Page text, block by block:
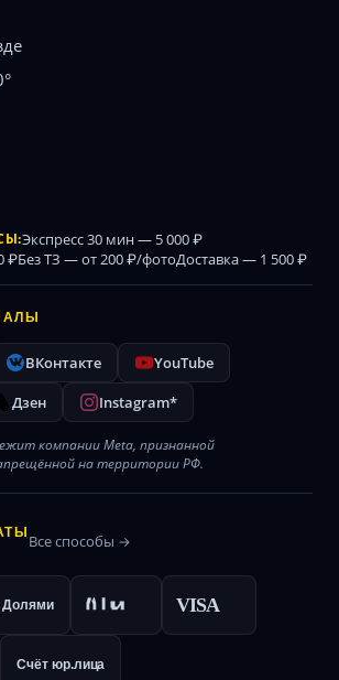
Экспресс 30 мин — 5 000 ₽
₽Без ТЗ — от 200 ₽/фотоДоставка — 1 500 ₽
ВКонтакте
YouTube
Дзен Instagram*
компании Meta, признанной
на территории РФ.
Все способы →
Долями VISA
Счёт юр.лица